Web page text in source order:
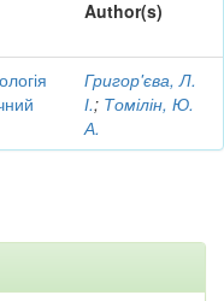
Author(s)
Григор'єва, Л.
І.; Томілін, Ю.
А.